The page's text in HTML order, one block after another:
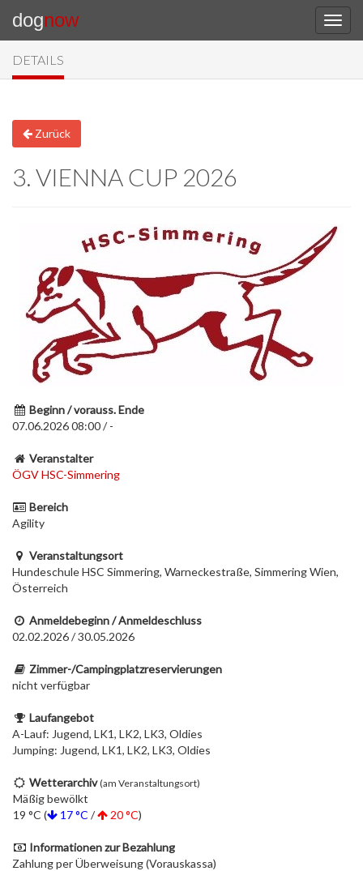
dognow
DETAILS
Zurück
3. VIENNA CUP 2026
Beginn / vorauss. Ende
07.06.2026 08:00 / -
Veranstalter
ÖGV HSC-Simmering
Bereich
Agility
Veranstaltungsort
Hundeschule HSC Simmering, Warneckestraße, Simmering Wien,
Österreich
Anmeldebeginn / Anmeldeschluss
02.02.2026 / 30.05.2026
Zimmer-/Campingplatzreservierungen
nicht verfügbar
Laufangebot
A-Lauf: Jugend, LK1, LK2, LK3, Oldies
Jumping: Jugend, LK1, LK2, LK3, Oldies
Wetterarchiv (am Veranstaltungsort)
Mäßig bewölkt
19 °C (
17 °C / 20 °C)
Informationen zur Bezahlung
Zahlung per Überweisung (Vorauskassa)